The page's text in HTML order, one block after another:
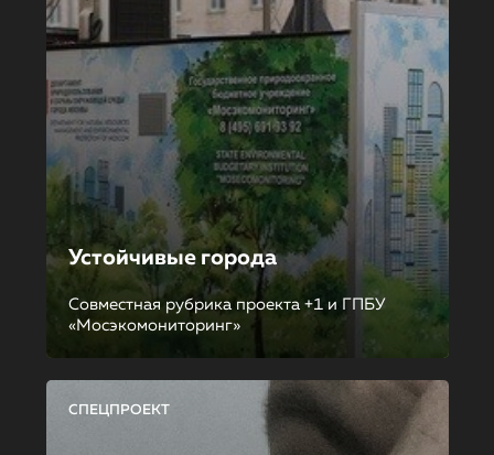
Устойчивые города
Совместная рубрика проекта +1 и ГПБУ
«Мосэкомониторинг»
СПЕЦПРОЕКТ